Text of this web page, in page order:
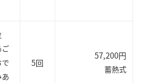
ご
5回
57,200円
蓄熱式